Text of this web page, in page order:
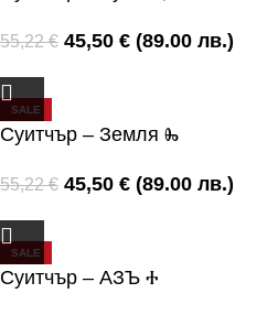
55,22€ 45,50 € (89.00 лв.)
SALE
Суитчър – Земля Ⰸ
55,22€ 45,50 € (89.00 лв.)
SALE
Суитчър – АЗЪ Ⰰ